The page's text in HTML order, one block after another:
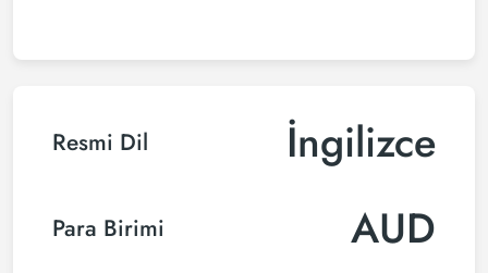
Resmi Dil İngilizce
Para Birimi AUD